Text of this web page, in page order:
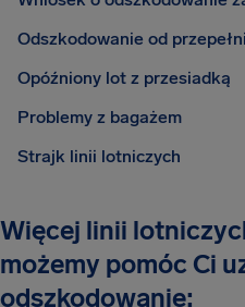
Odszkodowanie od
Opóźniony lot z przesiadką
Problemy z bagażem
Strajk linii lotniczych
Więcej linii
możemy pomóc Ci
odszkodowanie: